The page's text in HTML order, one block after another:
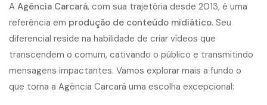
A Agência Carcará, com sua trajetória desde 2013, é uma
referência em produção de conteúdo midiático. Seu
diferencial reside na habilidade de criar vídeos que
transcendem o comum, cativando o público e transmitindo
mensagens impactantes. Vamos explorar mais a fundo o
que torna a Agência Carcará uma escolha excepcional: